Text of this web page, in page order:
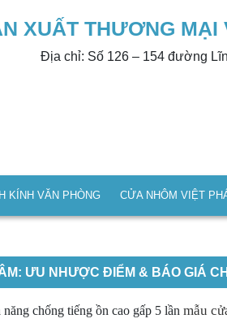
XUẤT THƯƠNG
Địa chỉ: Số 126 – 154 đường
KÍNH VĂN PHÒNG CỬA NHÔM VIỆT
ƯU NHƯỢC ĐIỂM & BÁO GIÁ
năng chống tiếng ồn cao gấp 5 lần mẫu